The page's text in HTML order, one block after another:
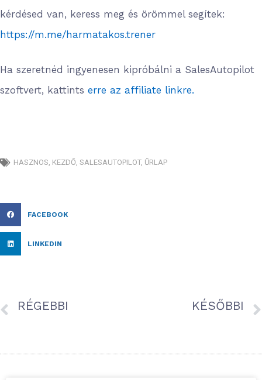
kérdésed van, keress meg és örömmel segítek:
https://m.me/harmatakos.trener
Ha szeretnéd ingyenesen kipróbálni a SalesAutopilot
szoftvert, kattints erre az affiliate linkre.
HASZNOS, KEZDŐ, SALESAUTOPILOT, ŰRLAP
FACEBOOK
LINKEDIN
RÉGEBBI KÉSŐBBI